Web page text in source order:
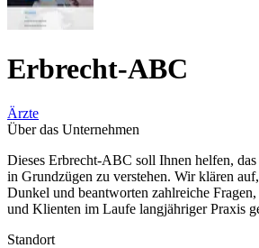
Erbrecht-ABC
Ärzte
Über das Unternehmen
Dieses Erbrecht-ABC soll Ihnen helfen,
in Grundzügen zu verstehen. Wir klären
Dunkel und beantworten zahlreiche
und Klienten im Laufe langjähriger Praxis
Standort